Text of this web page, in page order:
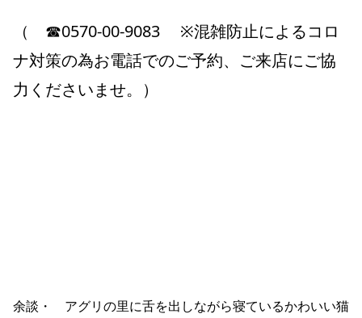
（ ☎0570-00-9083 ※混雑防止によるコロ
ナ対策の為お電話でのご予約、ご来店にご協
力くださいませ。）
余談・ アグリの里に舌を出しながら寝ているかわいい猫